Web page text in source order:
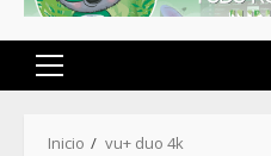
Menú
Inicio vu+ duo 4k